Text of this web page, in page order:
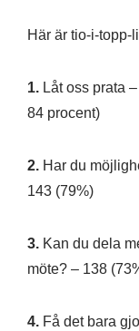
Här är tio-i-topp-
1. Låt oss prata
84 procent)
2. Har du
143 (79%)
3. Kan du dela
möte? – 138
4. Få det bara